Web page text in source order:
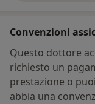
Convenzioni
Questo dottore
richiesto un
prestazione o
abbia una